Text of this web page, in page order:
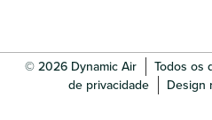
© 2026 Dynamic Air Todos os
de privacidade
Design